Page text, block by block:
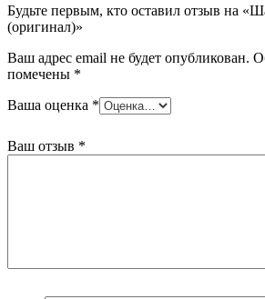
Будьте первым, кто оставил отзыв на
(оригинал)»
Ваш адрес email не будет опубликован.
помечены *
Ваша оценка *
Ваш отзыв *